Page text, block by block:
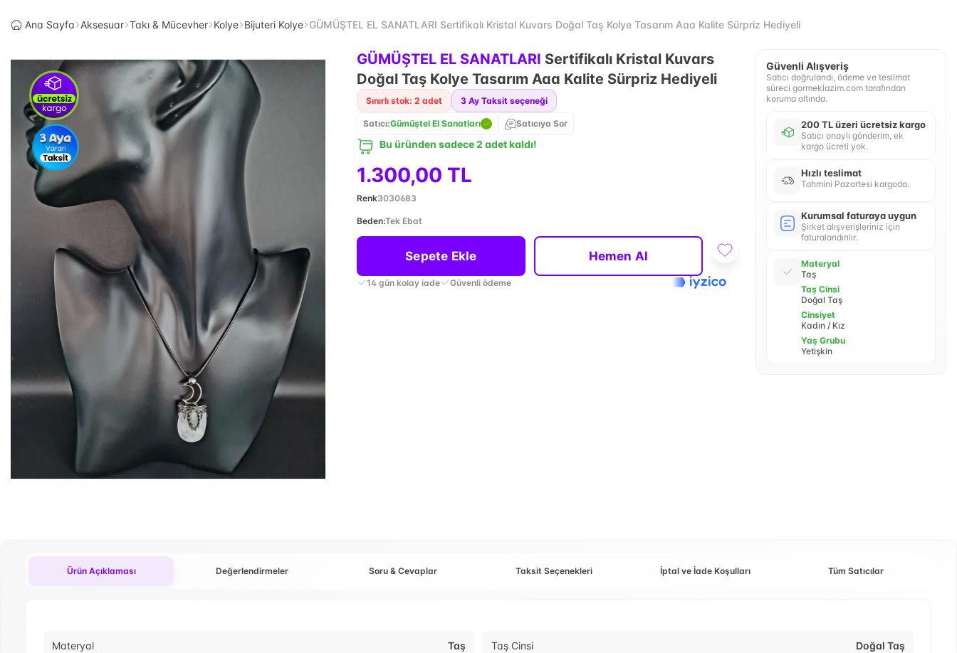
Ana Sayfa Aksesuar Takı & Mücevher Kolye Bijuteri Kolye GÜMÜŞTEL EL SANATLARI Sertifikalı Kristal Kuvars Doğal Taş Kolye Tasarım Aaa Kalite Sürpriz Hediyeli
GÜMÜŞTEL EL SANATLARI Sertifikalı Kristal Kuvars
Doğal Taş Kolye Tasarım Aaa Kalite Sürpriz Hediyeli
Sınırlı stok: 2 adet 3 Ay Taksit seçeneği
Satıcı:Gümüştel El Sanatları Satıcıya Sor
Bu üründen sadece 2 adet kaldı!
1.300,00 TL
Renk3030683
Beden:Tek Ebat
Sepete Ekle Hemen Al
14 gün kolay iade Güvenli ödeme
Güvenli Alışveriş
Satıcı doğrulandı, ödeme ve teslimat
süreci gormeklazim.com tarafından
koruma altında.
200 TL üzeri ücretsiz kargo
Satıcı onaylı gönderim, ek
kargo ücreti yok.
Hızlı teslimat
Tahmini Pazartesi kargoda.
Kurumsal faturaya uygun
Şirket alışverişleriniz için
faturalandırılır.
Materyal
Taş
Taş Cinsi
Doğal Taş
Cinsiyet
Kadın / Kız
Yaş Grubu
Yetişkin
Ürün Açıklaması Değerlendirmeler Soru & Cevaplar Taksit Seçenekleri İptal ve İade Koşulları Tüm Satıcılar
Materyal Taş Taş Cinsi Doğal Taş